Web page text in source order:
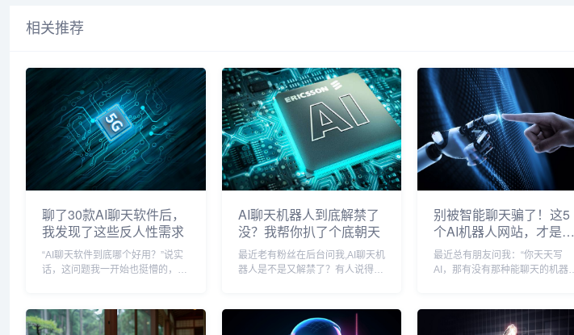
相关推荐
聊了30款AI聊天软件后，
我发现了这些反人性需求
“AI聊天软件到底哪个好用？”说实
话，这问题我一开始也挺懵的，市
正用起来舒服的没几个，我花了大
概两周时间，把主流的、小众的AI
AI聊天机器人到底解禁了
没？我帮你扒了个底朝天
最近老有粉丝在后台问我,AI聊天机
器人是不是又解禁了？有人说得神
就没真正放开过，作为一个天天跟
AI工具打交道的自媒体人，我觉得
别被智能聊天骗了！这5
个AI机器人网站，才是真
正的生产力神兵
最近总有朋友问我：“你天天写
AI，那有没有那种能聊天的机器
问题我都有点哭笑不得，大家脑子
里对AI聊天的印象，要么是Siri那